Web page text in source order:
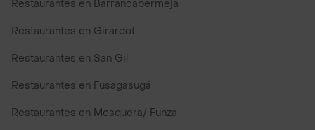
Restaurantes en Barrancabermeja
Restaurantes en Girardot
Restaurantes en San Gil
Restaurantes en Fusagasugá
Restaurantes en Mosquera/ Funza